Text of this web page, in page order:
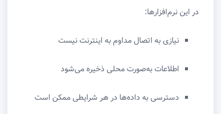
در این نرم‌افزارها:
نیازی به اتصال مداوم به اینترنت نیست
اطلاعات به‌صورت محلی ذخیره می‌شود
دسترسی به داده‌ها در هر شرایطی ممکن است